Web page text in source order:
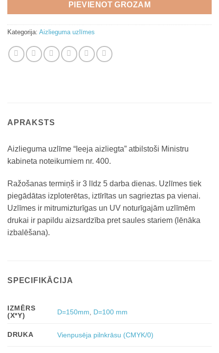
PIEVIENOT GROZAM
Kategorija: Aizlieguma uzlīmes
APRAKSTS
Aizlieguma uzlīme “Ieeja aizliegta” atbilstoši Ministru
kabineta noteikumiem nr. 400.
Ražošanas termiņš ir 3 līdz 5 darba dienas. Uzlīmes tiek
piegādātas izploterētas, iztīrītas un sagrieztas pa vienai.
Uzlīmes ir mitrumizturīgas un UV noturīgajām uzlīmēm
drukai ir papildu aizsardzība pret saules stariem (lēnāka
izbalēšana).
SPECIFIKĀCIJA
IZMĒRS
(X*Y)
D=150mm D=100 mm
DRUKA Vienpusēja pilnkrāsu (CMYK/0)